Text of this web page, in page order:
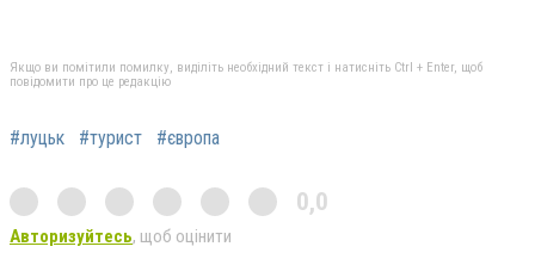
Якщо ви помітили помилку, виділіть необхідний текст і натисніть Ctrl + Enter, щоб
повідомити про це редакцію
#луцьк #турист #європа
0,0
Авторизуйтесь, щоб оцінити